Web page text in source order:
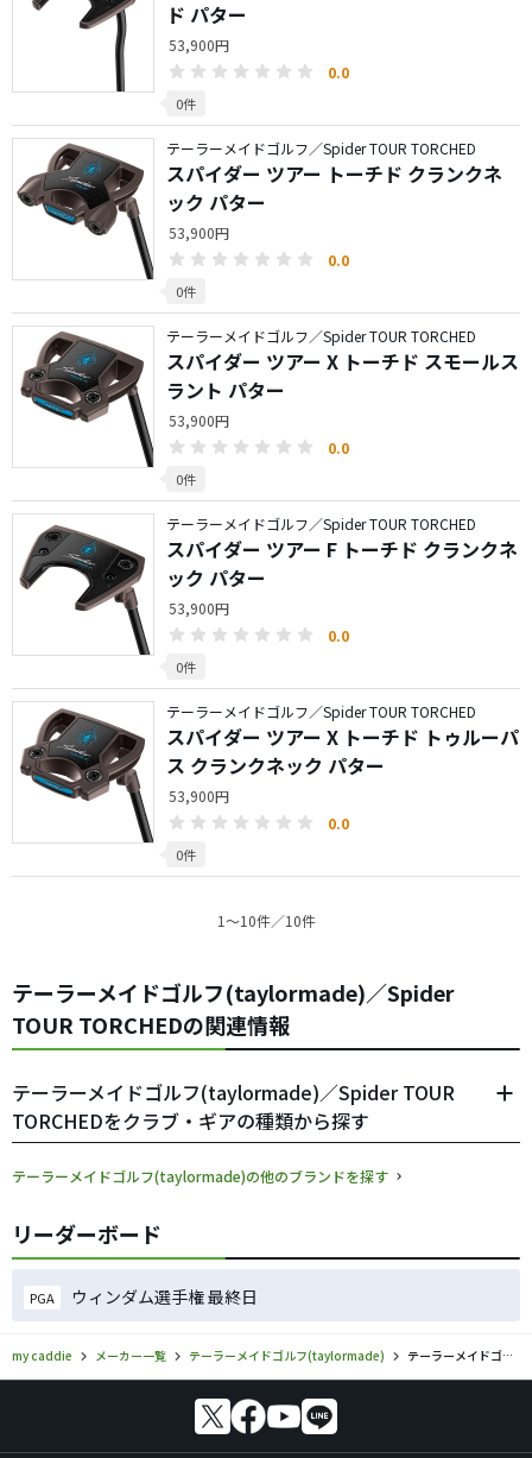
ド パター
53,900円
0.0
0件
テーラーメイドゴルフ／Spider TOUR TORCHED
スパイダー ツアー トーチド クランクネ
ック パター
53,900円
0.0
0件
テーラーメイドゴルフ／Spider TOUR TORCHED
スパイダー ツアー X トーチド スモールス
ラント パター
53,900円
0.0
0件
テーラーメイドゴルフ／Spider TOUR TORCHED
スパイダー ツアー F トーチド クランクネ
ック パター
53,900円
0.0
0件
テーラーメイドゴルフ／Spider TOUR TORCHED
スパイダー ツアー X トーチド トゥルーパ
ス クランクネック パター
53,900円
0.0
0件
1〜10件／10件
テーラーメイドゴルフ(taylormade)／Spider
TOUR TORCHEDの関連情報
テーラーメイドゴルフ(taylormade)／Spider TOUR
TORCHEDをクラブ・ギアの種類から探す
テーラーメイドゴルフ(taylormade)の他のブランドを探す
リーダーボード
PGA ウィンダム選手権 最終日
my caddie メーカー一覧 テーラーメイドゴルフ(taylormade) テーラーメイドゴルフ(taylormade)／Spider TOUR TORCHEDのゴルフギアの口コミ評価